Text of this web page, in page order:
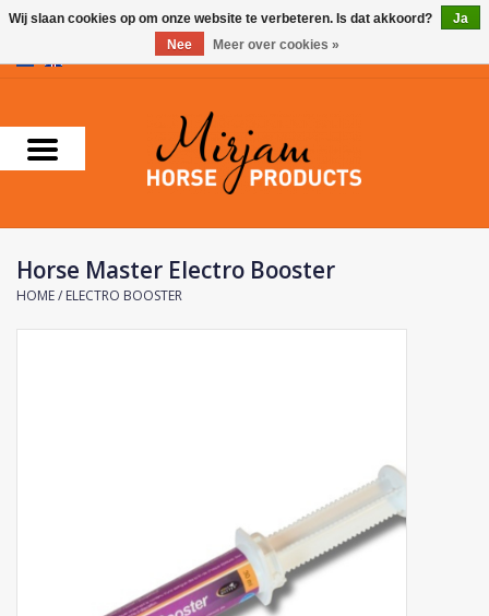
Supplementen
Verzorgingsproducten
Farnam
Horse Master Electro Booster
HOME/ ELECTRO BOOSTER
Wij slaan cookies op om onze website te verbeteren. Is dat akkoord?
Ja
Nee
Meer over cookies »